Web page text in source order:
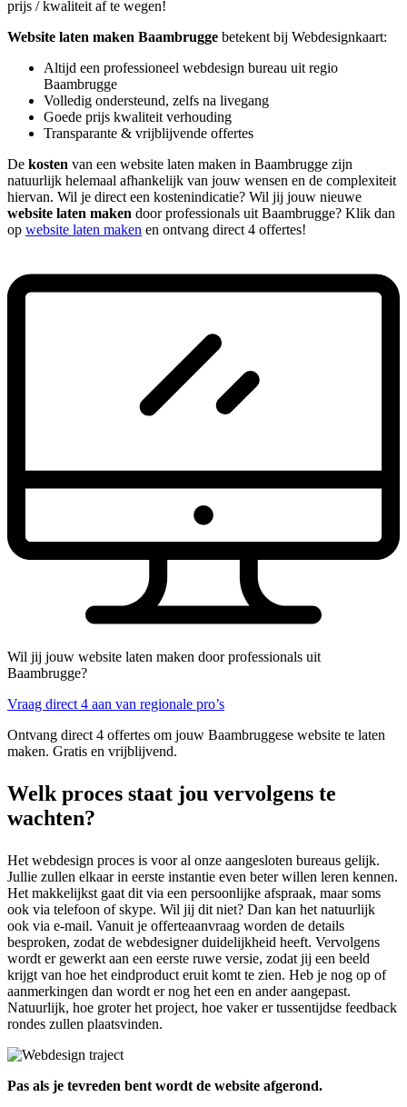
prijs / kwaliteit af te wegen!
Website laten maken Baambrugge betekent bij Webdesignkaart:
Altijd een professioneel webdesign bureau uit regio
Baambrugge
Volledig ondersteund, zelfs na livegang
Goede prijs kwaliteit verhouding
Transparante & vrijblijvende offertes
De kosten van een website laten maken in Baambrugge zijn
natuurlijk helemaal afhankelijk van jouw wensen en de complexiteit
hiervan. Wil je direct een kostenindicatie? Wil jij jouw nieuwe
website laten maken door professionals uit Baambrugge? Klik dan
op website laten maken en ontvang direct 4 offertes!
Wil jij jouw website laten maken door professionals uit
Baambrugge?
Vraag direct 4 aan van regionale pro’s
Ontvang direct 4 offertes om jouw Baambruggese website te laten
maken. Gratis en vrijblijvend.
Welk proces staat jou vervolgens te
wachten?
Het webdesign proces is voor al onze aangesloten bureaus gelijk.
Jullie zullen elkaar in eerste instantie even beter willen leren kennen.
Het makkelijkst gaat dit via een persoonlijke afspraak, maar soms
ook via telefoon of skype. Wil jij dit niet? Dan kan het natuurlijk
ook via e-mail. Vanuit je offerteaanvraag worden de details
besproken, zodat de webdesigner duidelijkheid heeft. Vervolgens
wordt er gewerkt aan een eerste ruwe versie, zodat jij een beeld
krijgt van hoe het eindproduct eruit komt te zien. Heb je nog op of
aanmerkingen dan wordt er nog het een en ander aangepast.
Natuurlijk, hoe groter het project, hoe vaker er tussentijdse feedback
rondes zullen plaatsvinden.
Pas als je tevreden bent wordt de website afgerond.